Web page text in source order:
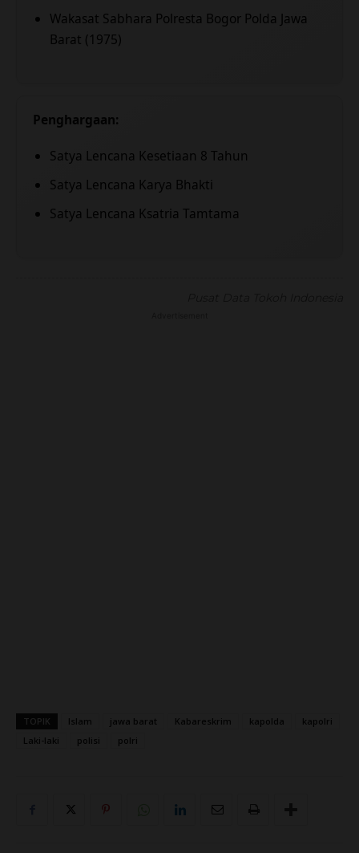
Wakasat Sabhara Polresta Bogor Polda Jawa
Barat (1975)
Penghargaan:
Satya Lencana Kesetiaan 8 Tahun
Satya Lencana Karya Bhakti
Satya Lencana Ksatria Tamtama
TOPIK Islam jawa barat Kabareskrim kapolda
kapolri
Laki-laki
polisi polri